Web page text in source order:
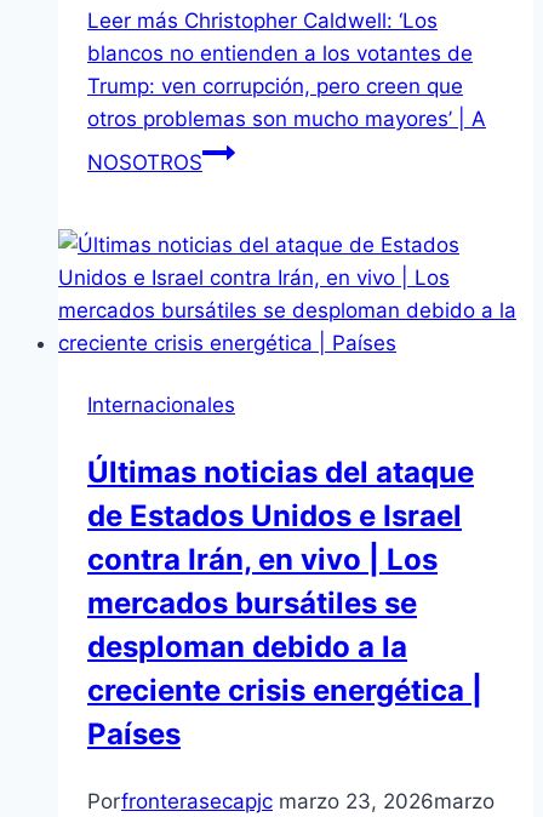
Leer más Christopher Caldwell: ‘Los
blancos no entienden a los votantes de
Trump: ven corrupción, pero creen que
otros problemas son mucho mayores’ | A
NOSOTROS
Internacionales
Últimas noticias del ataque
de Estados Unidos e Israel
contra Irán, en vivo | Los
mercados bursátiles se
desploman debido a la
creciente crisis energética |
Países
Porfronterasecapjc marzo 23, 2026marzo